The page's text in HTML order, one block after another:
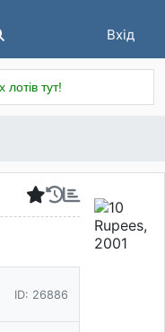
Вхід
лотів тут!
ID: 26886